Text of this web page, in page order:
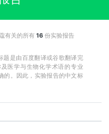
有关的所有 16份实验报告
题是由百度翻译或谷歌翻译完
医学与生物化学术语的专业
的。因此，实验报告的中文标